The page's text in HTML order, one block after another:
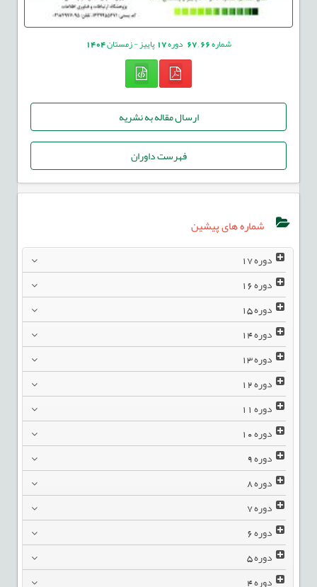
شماره66
,
67 دوره17پاییز - زمستان1404
ارسال مقاله به نشریه
فهرست داوران
شماره های پیشین
دوره17
دوره16
دوره15
دوره14
دوره13
دوره12
دوره11
دوره10
دوره9
دوره8
دوره7
دوره6
دوره5
دوره4